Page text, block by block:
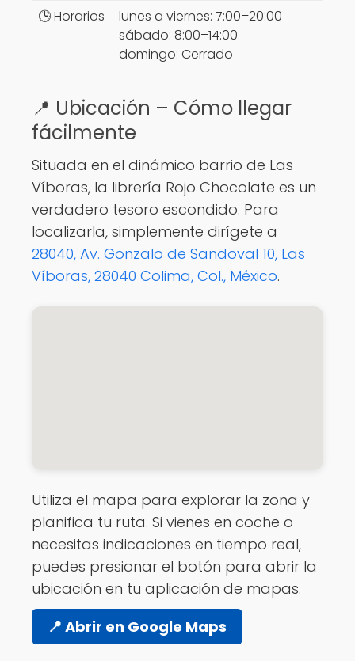
🕒 Horarios
lunes a viernes: 7:00–20:00
sábado: 8:00–14:00
domingo: Cerrado
📍 Ubicación – Cómo llegar
fácilmente
Situada en el dinámico barrio de Las
Víboras, la librería Rojo Chocolate es un
verdadero tesoro escondido. Para
localizarla, simplemente dirígete a
28040, Av. Gonzalo de Sandoval 10, Las
Víboras, 28040 Colima, Col., México.
Utiliza el mapa para explorar la zona y
planifica tu ruta. Si vienes en coche o
necesitas indicaciones en tiempo real,
puedes presionar el botón para abrir la
ubicación en tu aplicación de mapas.
📍 Abrir en Google Maps